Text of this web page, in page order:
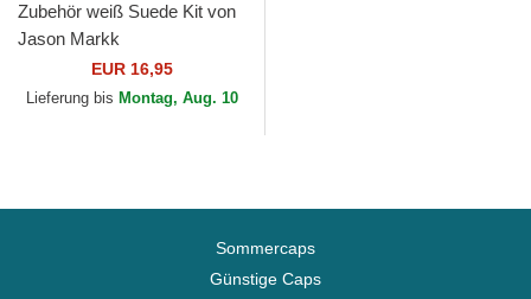
Zubehör weiß Suede Kit von
Jason Markk
EUR 16,95
Lieferung bis Montag, Aug. 10
Sommercaps
Günstige Caps